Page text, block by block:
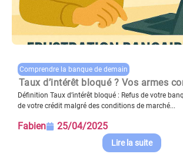
Comprendre la banque de demain
Taux d’intérêt bloqué ? Vos armes
Définition Taux d’intérêt bloqué : Refus de votre
de votre crédit malgré des conditions de marché...
Fabien 25/04/2025
Lire la suite